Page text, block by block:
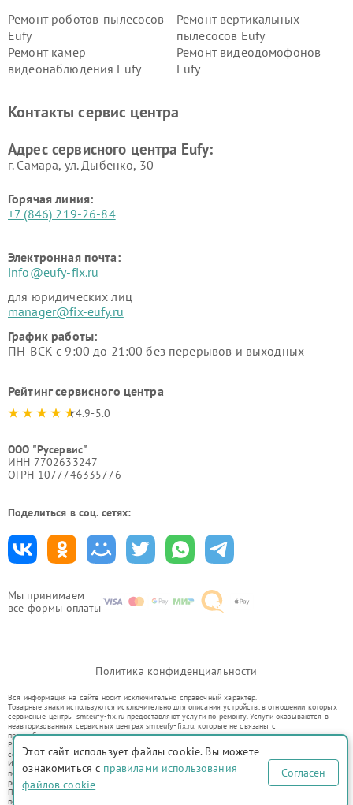
Мы принимаем
все формы оплаты
Ремонт роботов-пылесосов
Eufy
Ремонт вертикальных
пылесосов Eufy
Ремонт камер
видеонаблюдения Eufy
Ремонт видеодомофонов
Eufy
Контакты сервис центра
Адрес сервисного центра Eufy:
г. Самара, ул. Дыбенко, 30
Горячая линия:
+7 (846) 219-26-84
Электронная почта:
info@eufy-fix.ru
для юридических лиц
manager@fix-eufy.ru
График работы:
ПН-ВСК с 9:00 до 21:00 без перерывов и выходных
Рейтинг сервисного центра
4.9-5.0
ООО "Русервис"
ИНН 7702633247
ОГРН 1077746335776
Поделиться в соц. сетях:
Политика конфиденциальности
Вся информация на сайте носит исключительно справочный характер.
Товарные знаки используются исключительно для описания устройств, в отношении которых
сервисные центры smr.eufy-fix.ru предоставляют услуги по ремонту. Услуги оказываются в
неавторизованных сервисных центрах smr.eufy-fix.ru, которые не связаны с
правообладателями товарных знаков или их официальными представителями.
Ремонт осуществляется для устройств, уже введенных в гражданский оборот в соответствии
со статьей 1487 ГК РФ.
Использование товарных знаков не преследует цели индивидуализации услуг или введения
потребителей в заблуждение, а служит для информирования о предоставляемых услугах по
ремонту техники указанных брендов.
Представленная на сайте информация не является публичной офертой, определяемой
положениями Статьи 437(2) Гражданского кодекса РФ
Этот сайт использует файлы cookie. Вы можете
ознакомиться с правилами использования
файлов cookie
Согласен